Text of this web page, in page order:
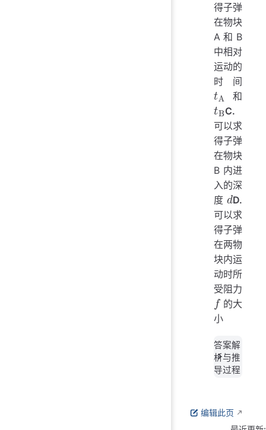
得子弹
在物块
A 和 B
中相对
运动的
时间
tA
和
tB
C.
可以求
得子弹
在物块
B 内进
入的深
度
d
D.
可以求
得子弹
在两物
块内运
动时所
受阻力
f
的大
小
答案解
析与推
导过程
编辑此页